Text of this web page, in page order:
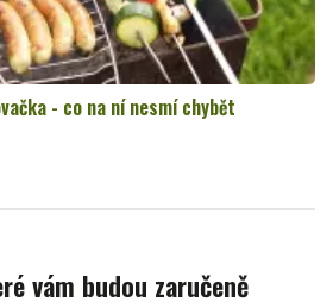
- co na ní nesmí chybět
vám budou zaručeně